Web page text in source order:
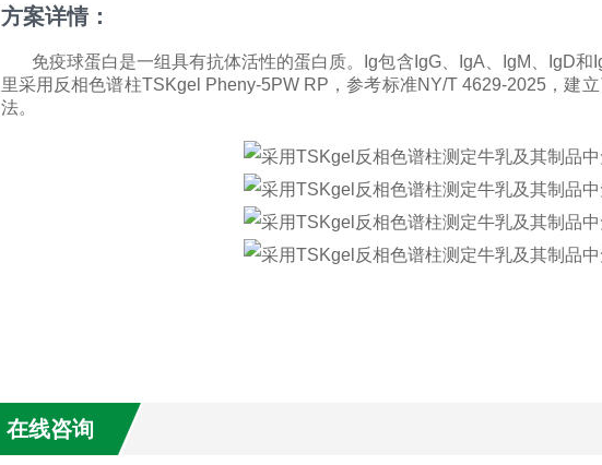
方案详情：
免疫球蛋白是一组具有抗体活性的蛋白质。 Ig包含 IgG、 IgA IgM IgD和
里采用反相色谱柱TSKgel Pheny-5PW RP ，参考标准NY/T 4629-2025 ，建
法。
在线咨询